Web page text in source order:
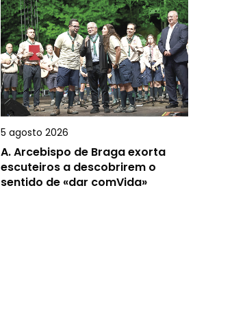
5 agosto 2026
A.Arcebispo de Braga exorta
escuteiros a descobrirem o
sentido de «dar comVida»